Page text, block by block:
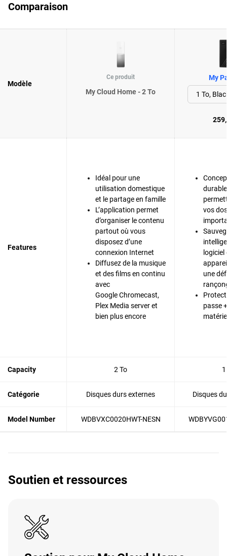
Comparaison
Modèle
Ce produit
My Cloud Home - 2 To
My
Features
Idéal pour une
utilisation domestique
et le partage en famille
L’application permet
d’organiser le contenu
partout où vous
disposez d’une
connexion Internet
Diffusez de la musique
et des films en continu
avec
Google Chromecast,
Plex Media server et
bien plus encore
vos
logiciel
une
passe
Capacity 2 To
Catégorie Disques durs externes Disques
Model Number WDBVXC0020HWT-NESN
Soutien et ressources